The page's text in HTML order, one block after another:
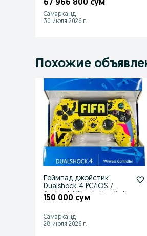
67 966 800 сум
Самарканд
30 июля 2026 г.
Похожие
Геймпад джойстик
Dualshock 4 PC/iOS /
Android / Playstation 3-4
150 000 сум
Самарканд
28 июля 2026 г.